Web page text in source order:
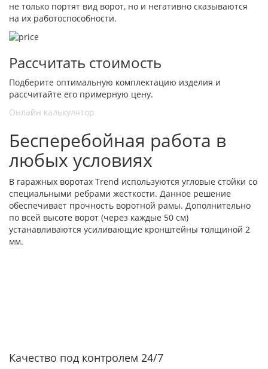
не только портят вид ворот, но и негативно сказываются
на их работоспособности.
Рассчитать стоимость
Подберите оптимальную комплектацию изделия и
рассчитайте его примерную цену.
Онлайн калькулятор
Бесперебойная работа в
любых условиях
В гаражных воротах Trend используются угловые стойки со
специальными ребрами жесткости. Данное решение
обеспечивает прочность воротной рамы. Дополнительно
по всей высоте ворот (через каждые 50 см)
устанавливаются усиливающие кронштейны толщиной 2
мм.
Качество под контролем 24/7